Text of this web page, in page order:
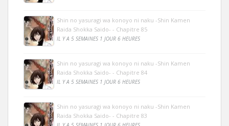
Shin no yasuragi wa konoyo ni naku -Shin Kamen
Raida Shokka Saido- - Chapitre 85
IL Y A 5 SEMAINES 1 JOUR 6 HEURES
Shin no yasuragi wa konoyo ni naku -Shin Kamen
Raida Shokka Saido- - Chapitre 84
IL Y A 5 SEMAINES 1 JOUR 6 HEURES
Shin no yasuragi wa konoyo ni naku -Shin Kamen
Raida Shokka Saido- - Chapitre 83